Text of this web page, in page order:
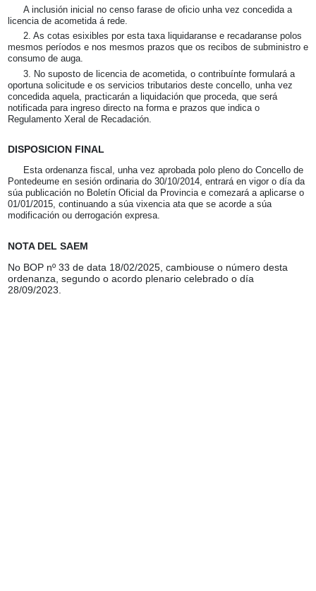
A inclusión inicial no censo farase de oficio unha vez concedida a
licencia de acometida á rede.
2. As cotas esixibles por esta taxa liquidaranse e recadaranse polos
mesmos períodos e nos mesmos prazos que os recibos de subministro e
consumo de auga.
3. No suposto de licencia de acometida, o contribuínte formulará a
oportuna solicitude e os servicios tributarios deste concello, unha vez
concedida aquela, practicarán a liquidación que proceda, que será
notificada para ingreso directo na forma e prazos que indica o
Regulamento Xeral de Recadación.
DISPOSICION FINAL
Esta ordenanza fiscal, unha vez aprobada polo pleno do Concello de
Pontedeume en sesión ordinaria do 30/10/2014, entrará en vigor o día da
súa publicación no Boletín Oficial da Provincia e comezará a aplicarse o
01/01/2015, continuando a súa vixencia ata que se acorde a súa
modificación ou derrogación expresa.
NOTA DEL SAEM
No BOP nº 33 de data 18/02/2025, cambiouse o número desta
ordenanza, segundo o acordo plenario celebrado o día
28/09/2023.